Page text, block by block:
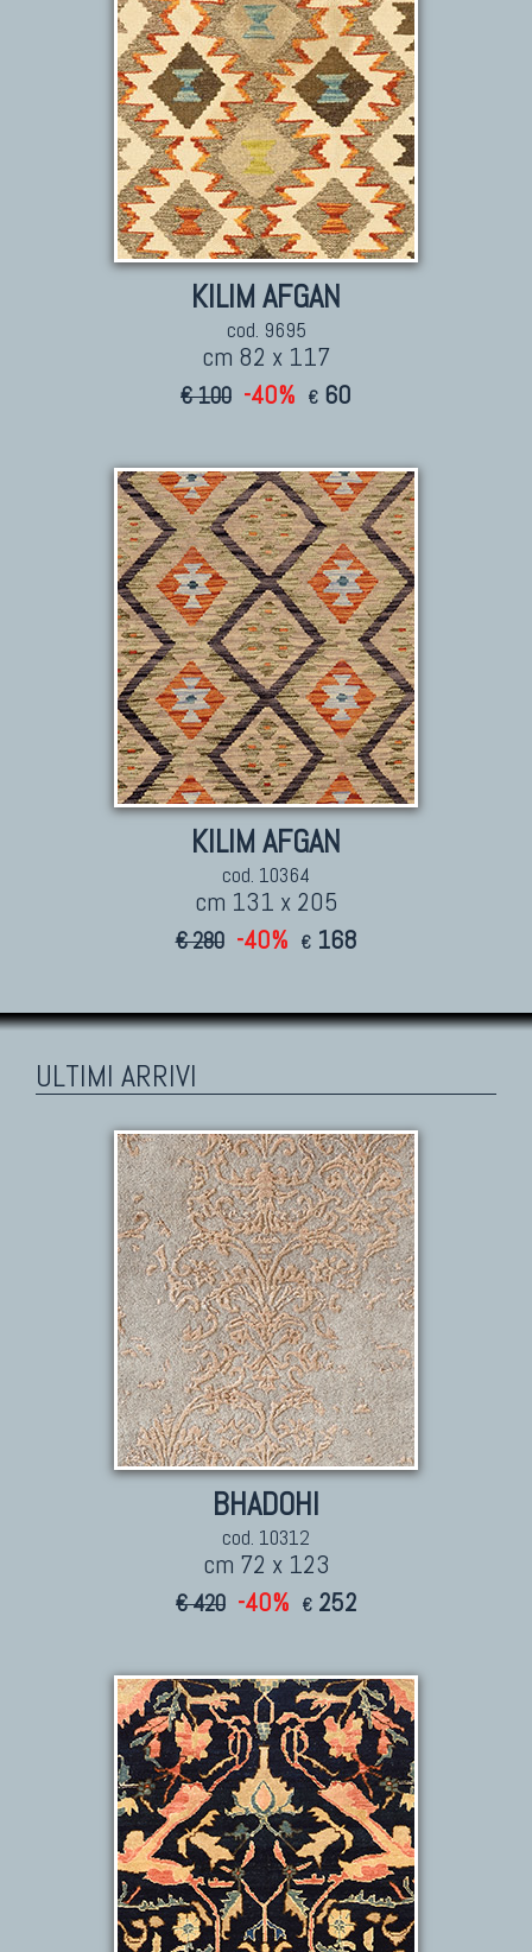
KILIM AFGAN
cod. 9695
cm 82 x 117
€ 100 -40% € 60
KILIM AFGAN
cod. 10364
cm 131 x 205
€ 280 -40% € 168
ULTIMI ARRIVI
BHADOHI
cod. 10312
cm 72 x 123
€ 420 -40% € 252